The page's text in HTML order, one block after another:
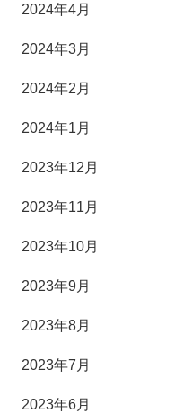
2024年4月
2024年3月
2024年2月
2024年1月
2023年12月
2023年11月
2023年10月
2023年9月
2023年8月
2023年7月
2023年6月